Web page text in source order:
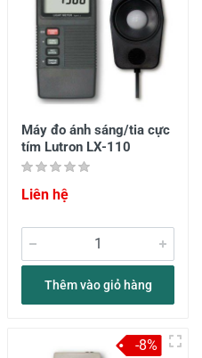
Máy đo ánh sáng/tia cực
tím Lutron LX-110
Liên hệ
Thêm vào giỏ hàng
-8%